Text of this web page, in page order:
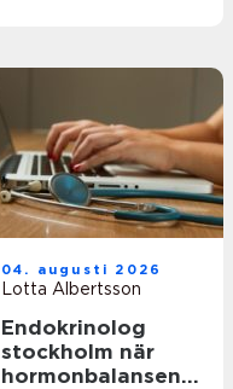
04. augusti 2026
Lotta Albertsson
Endokrinolog
stockholm när
hormonbalansen